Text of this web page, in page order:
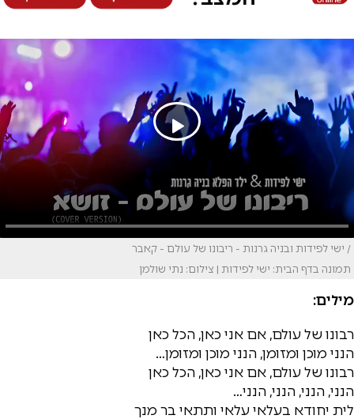
/ ישי לפידות ובניה גרנות - ריבונו של עולם - קאבר
תמונה בדף הבית: ישי לפידות | צילום: נתי שולמן
מילים:
רבונו של עולם, אם אני כאן, הכל כאן
הנני מוכן ומזומן, הנני מוכן ומזומן…
רבונו של עולם, אם אני כאן, הכל כאן
הנני, הנני, הנני, הנני…
לית יחודא בעלאי עלאי ותתאי בר מנך